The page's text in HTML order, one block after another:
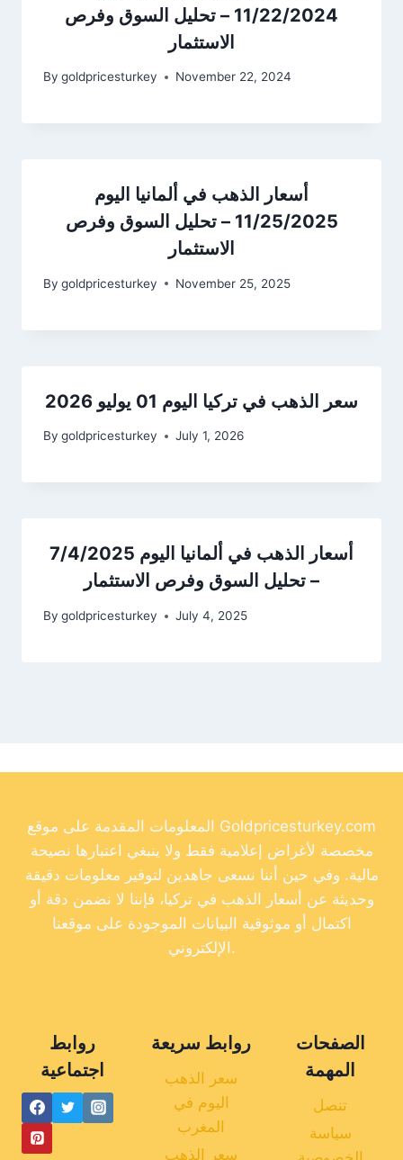
11/22/2024 – تحليل السوق وفرص
الاستثمار
By goldpricesturkey November 22, 2024
أسعار الذهب في ألمانيا اليوم
11/25/2025 – تحليل السوق وفرص
الاستثمار
By goldpricesturkey November 25, 2025
سعر الذهب في تركيا اليوم 01 يوليو 2026
By goldpricesturkey July 1, 2026
أسعار الذهب في ألمانيا اليوم 7/4/2025
– تحليل السوق وفرص الاستثمار
By goldpricesturkey July 4, 2025
المعلومات المقدمة على موقع Goldpricesturkey.com
مخصصة لأغراض إعلامية فقط ولا ينبغي اعتبارها نصيحة
مالية. وفي حين أننا نسعى جاهدين لتوفير معلومات دقيقة
وحديثة عن أسعار الذهب في تركيا، فإننا لا نضمن دقة أو
اكتمال أو موثوقية البيانات الموجودة على موقعنا
الإلكتروني.
روابط
اجتماعية
روابط سريعة
سعر الذهب
اليوم في
المغرب
سعر الذهب
الصفحات
المهمة
تنصل
سياسة